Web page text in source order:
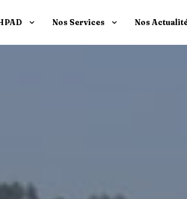
Nos Services Nos